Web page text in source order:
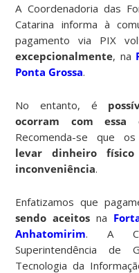
A Coordenadoria das
Catarina informa à
pagamento via PIX
excepcionalmente, na
Ponta Grossa.
No entanto, é
ocorram com essa
Recomenda-se que os
levar dinheiro
inconveniência.
Enfatizamos que
sendo aceitos na
Anhatomirim. A
Superintendência de
Tecnologia da